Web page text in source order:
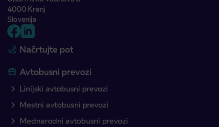
4000 Kranj
Slovenija
Načrtujte pot
Avtobusni prevozi
Linijski avtobusni prevozi
Mestni avtobusni prevozi
Mednarodni avtobusni prevozi